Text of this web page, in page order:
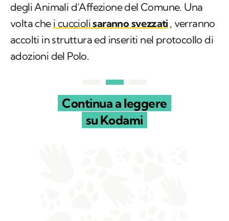
degli Animali d’Affezione del Comune. Una
volta che i cucciolisaranno svezzati , verranno
accolti in struttura ed inseriti nel protocollo di
adozioni del Polo.
Continua a leggere
su Kodami